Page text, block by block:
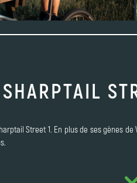
SHARPTAIL
Street 1. En plus de ses gènes